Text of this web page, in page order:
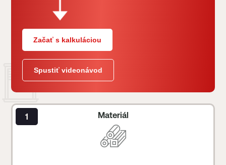
Začať s kalkuláciou
Spustiť videonávod
Materiál